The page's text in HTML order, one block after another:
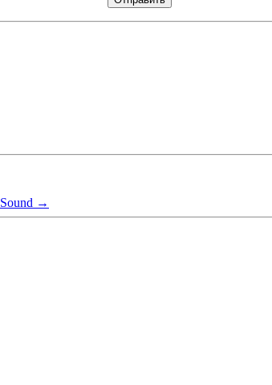
→